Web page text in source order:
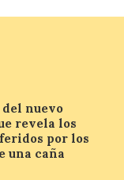
del nuevo
revela los
por los
una caña